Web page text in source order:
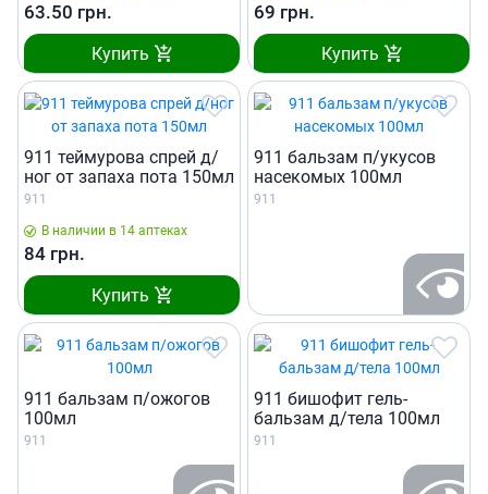
63.50 грн.
Купить
69 грн.
Купить
911 теймурова спрей д/
ног от запаха пота 150мл
911
В наличии в 14 аптеках
84 грн.
Купить
911 бальзам п/укусов
насекомых 100мл
911
911 бальзам п/ожогов
100мл
911
911 бишофит гель-
бальзам д/тела 100мл
911